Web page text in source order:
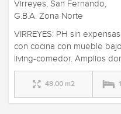
Virreyes, San Fernando,
G.B.A. Zona Norte
VIRREYES: PH sin
con cocina con mueble
living-comedor. Amplios
48,00 m2